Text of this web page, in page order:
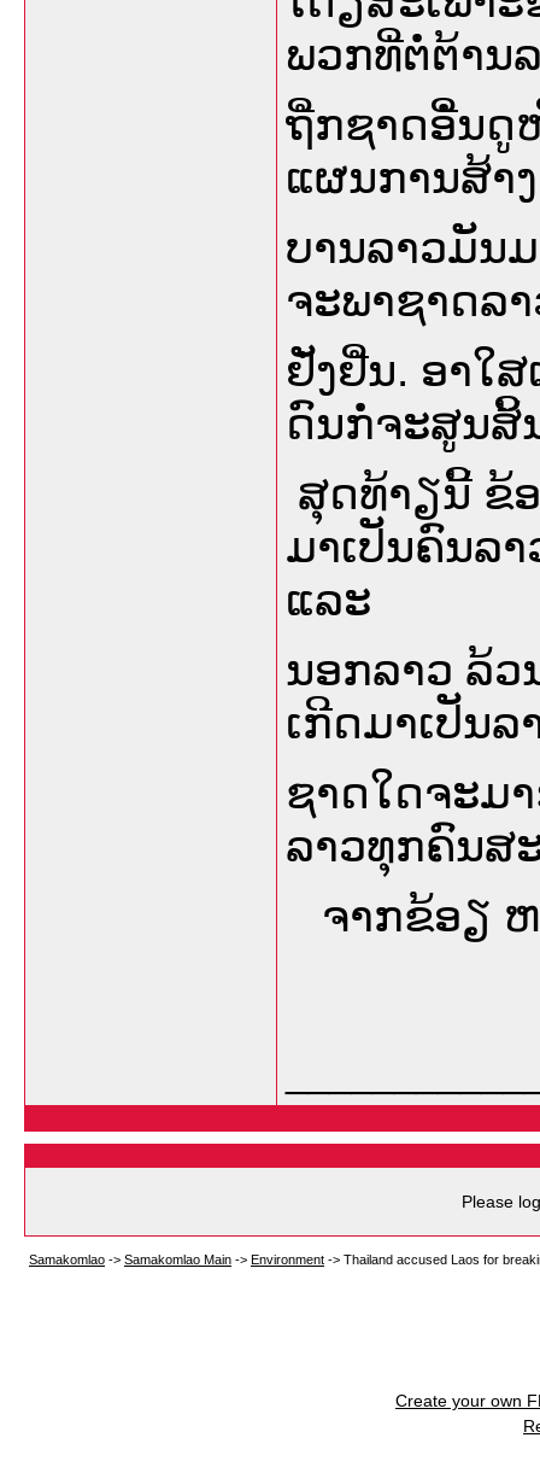
ພວກທີ່ຕໍ່ຕ້ານ
ຖີໍກຊາດອີໍ່ນດູ
ແຜນການສ້າ
ບານລາວມັນ
ຈະພາຊາດລ
ຢັ່ງຢີໍນ. ອາໃ
ດົນກໍ່ຈະສູນສິ້
ສຸດທ້າຽນີ້ ຂ້
ມາເປັນຄົນລ
ແລະ
ນອກລາວ ລ້ວ
ເກີດມາເປັນ
ຊາດໃດຈະມ
ລາວທຸກຄົນສ
ຈາກຂ້ອຽ
Please
Samakomlao -> Samakomlao Main -> Environment -> Thailand accused Laos for
Create your own